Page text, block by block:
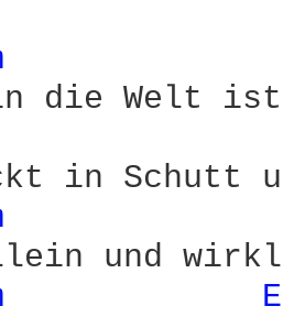
die Welt
in Schutt
und